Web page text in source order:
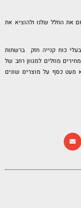
את החלל שלנו ולהוציא את
כוח קנייה חזק ברשתות
מוזלים למגוון רחב של
מעט כסף על מוצרים שונים